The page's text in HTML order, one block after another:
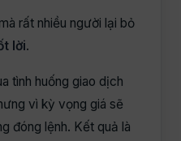
rất nhiều người lại bỏ
lời.
tình huống giao dịch
vì kỳ vọng giá sẽ
đóng lệnh. Kết quả là